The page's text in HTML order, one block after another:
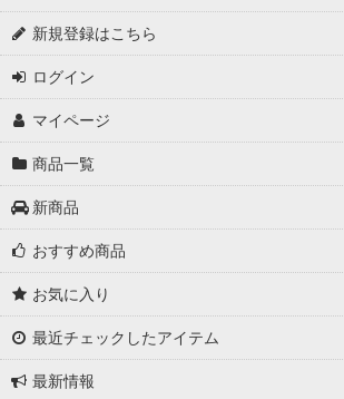
新規登録はこちら
ログイン
マイページ
商品一覧
新商品
おすすめ商品
お気に入り
最近チェックしたアイテム
最新情報